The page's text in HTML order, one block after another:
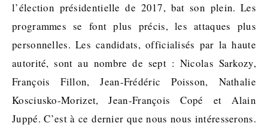
l’élection présidentielle de 2017, bat son plein. Les
programmes se font plus précis, les attaques plus
personnelles. Les candidats, officialisés par la haute
autorité, sont au nombre de sept : Nicolas Sarkozy,
François Fillon, Jean-Frédéric Poisson, Nathalie
Kosciusko-Morizet, Jean-François Copé et Alain
Juppé. C’est à ce dernier que nous nous intéresserons.